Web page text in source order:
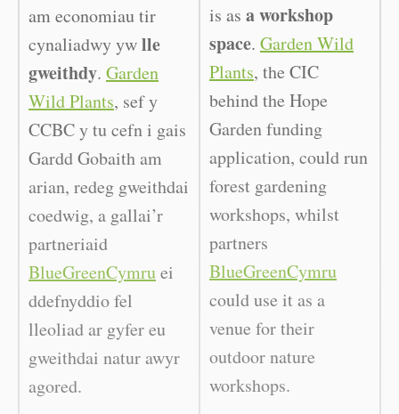
am economiau tir
cynaliadwy ywlle
gweithdy. Garden
Wild Plants, sef y
CCBC y tu cefn i gais
Gardd Gobaith am
arian, redeg gweithdai
coedwig, a gallai’r
partneriaid
BlueGreenCymruei
ddefnyddio fel
lleoliad ar gyfer eu
gweithdai natur awyr
agored.
is as a workshop
space. Garden Wild
Plants, the CIC
behind the Hope
Garden funding
application, could run
forest gardening
workshops, whilst
partners
BlueGreenCymru
could use it as a
venue for their
outdoor nature
workshops.